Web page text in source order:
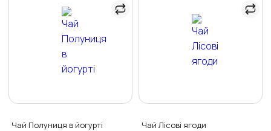
Чай Полуниця в йогурті Чай Лісові ягоди